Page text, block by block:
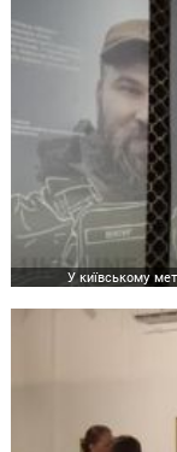
У київському